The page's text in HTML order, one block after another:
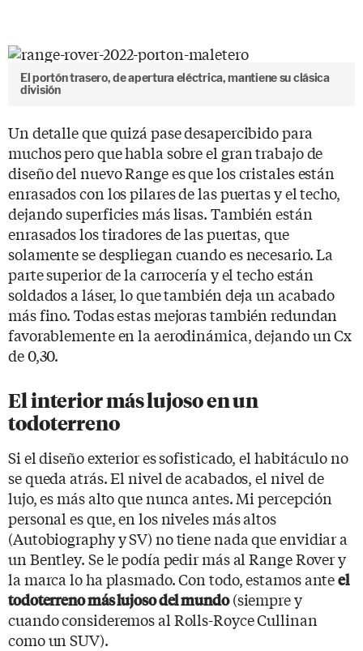
El portón trasero, de apertura eléctrica, mantiene su clásica
división
Un detalle que quizá pase desapercibido para
muchos pero que habla sobre el gran trabajo de
diseño del nuevo Range es que los cristales están
enrasados con los pilares de las puertas y el techo,
dejando superficies más lisas. También están
enrasados los tiradores de las puertas, que
solamente se despliegan cuando es necesario. La
parte superior de la carrocería y el techo están
soldados a láser, lo que también deja un acabado
más fino. Todas estas mejoras también redundan
favorablemente en la aerodinámica, dejando un Cx
de 0,30.
El interior más lujoso en un
todoterreno
Si el diseño exterior es sofisticado, el habitáculo no
se queda atrás. El nivel de acabados, el nivel de
lujo, es más alto que nunca antes. Mi percepción
personal es que, en los niveles más altos
(Autobiography y SV) no tiene nada que envidiar a
un Bentley. Se le podía pedir más al Range Rover y
la marca lo ha plasmado. Con todo, estamos anteel
todoterreno más lujoso del mundo(siempre y
cuando consideremos al Rolls-Royce Cullinan
como un SUV).